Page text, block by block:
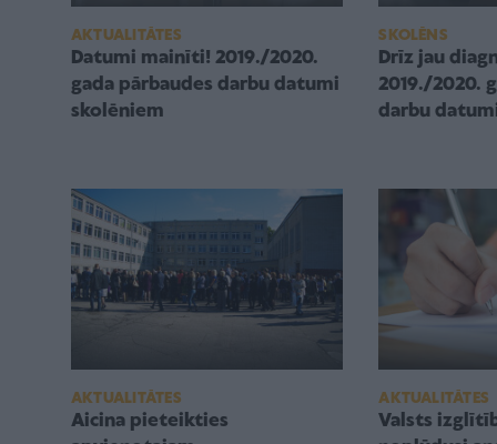
AKTUALITĀTES
Datumi mainīti! 2019./2020.
gada pārbaudes darbu datumi
skolēniem
SKOLĒNS
Drīz jau
2019./2020.
darbu
AKTUALITĀTES
Aicina pieteikties
AKTUALITĀTES
Valsts